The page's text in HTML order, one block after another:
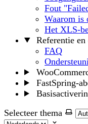
Fout
Waarom is
Het XLS-
Referentie en
FAQ
FastSpring-
Selecteer thema